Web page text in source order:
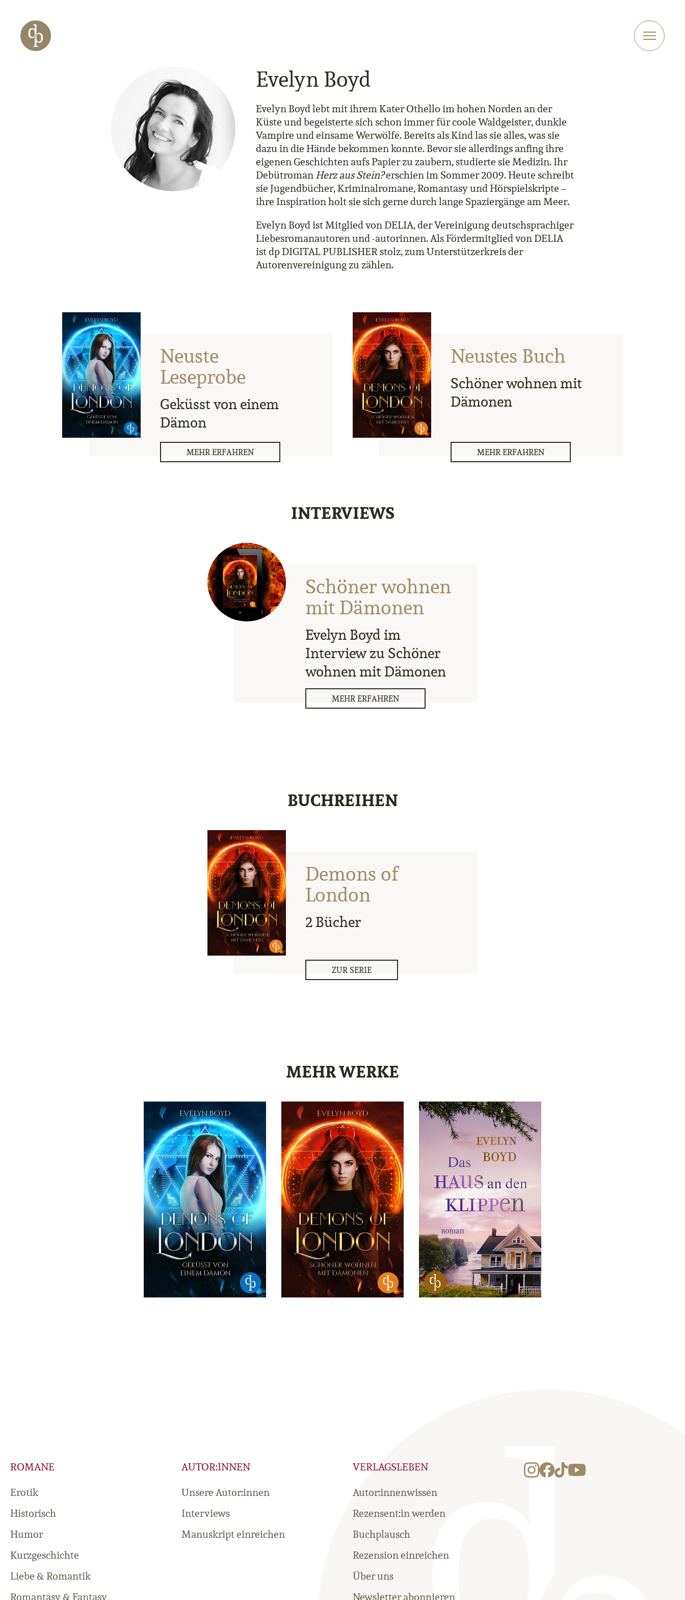
Zur Navigation springen
Zur Website-Suche springen
Evelyn Boyd
Evelyn Boyd lebt mit ihrem Kater Othello im hohen Norden an der
Küste und begeisterte sich schon immer für coole Waldgeister, dunkle
Vampire und einsame Werwölfe. Bereits als Kind las sie alles, was sie
dazu in die Hände bekommen konnte. Bevor sie allerdings anfing ihre
eigenen Geschichten aufs Papier zu zaubern, studierte sie Medizin. Ihr
DebütromanHerz aus Stein?erschien im Sommer 2009. Heute schreibt
sie Jugendbücher, Kriminalromane, Romantasy und Hörspielskripte –
ihre Inspiration holt sie sich gerne durch lange Spaziergänge am Meer.
Evelyn Boyd ist Mitglied von DELIA, der Vereinigung deutschsprachiger
Liebesromanautoren und -autorinnen. Als Fördermitglied von DELIA
ist dp DIGITAL PUBLISHER stolz, zum Unterstützerkreis der
Autorenvereinigung zu zählen.
Neuste
Leseprobe
Geküsst von einem
Dämon
MEHR ERFAHREN
Neustes Buch
Schöner wohnen mit
Dämonen
MEHR ERFAHREN
INTERVIEWS
Schöner wohnen
mit Dämonen
Evelyn Boyd im
Interview zu Schöner
wohnen mit Dämonen
MEHR ERFAHREN
BUCHREIHEN
Demons of
London
2 Bücher
ZUR SERIE
MEHR WERKE
ROMANE
Erotik
Historisch
Humor
Kurzgeschichte
Liebe & Romantik
Romantasy & Fantasy
AUTOR:INNEN
Unsere Autor:innen
Interviews
Manuskript einreichen
VERLAGSLEBEN
Autor:innenwissen
Rezensent:in werden
Buchplausch
Rezension einreichen
Über uns
Newsletter abonnieren